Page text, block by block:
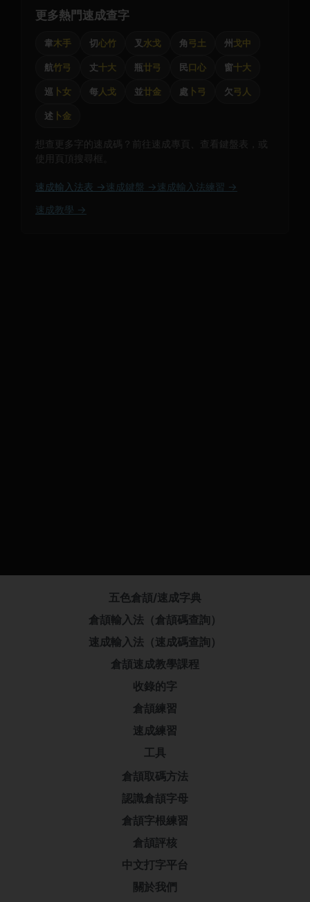
更多熱門速成查字
韋木手 切心竹 叉 水戈 角弓土 州 戈中
航竹弓 丈十大 瓶廿弓 民口心 窗十大
巡 卜女 每人戈 並廿金 處 卜弓 欠弓人
述 卜金
想查更多字的速成碼？前往速成專頁、查看鍵盤表，或
使用頁頂搜尋框。
速成輸入法表 → 速成鍵盤 → 速成輸入法練習 →
速成教學 →
五色倉頡/速成字典
倉頡輸入法（倉頡碼查詢）
速成輸入法（速成碼查詢）
倉頡速成教學課程
收錄的字
倉頡練習
速成練習
工具
倉頡取碼方法
認識倉頡字母
倉頡字根練習
倉頡評核
中文打字平台
關於我們